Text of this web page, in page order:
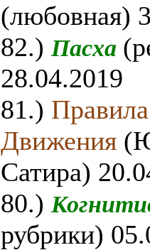
(любовная)
82.) Пасха
28.04.2019
81.)
Движения
Сатира)
80.)
рубрики)